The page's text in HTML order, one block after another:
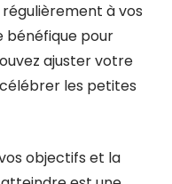
à vos
pour
ajuster votre
les petites
objectifs et la